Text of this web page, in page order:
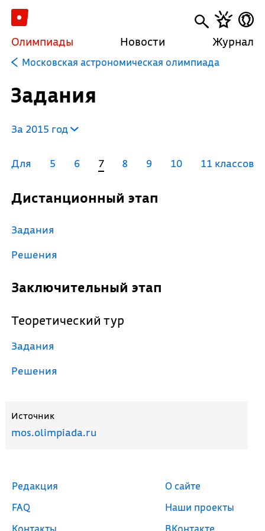
Олимпиады Новости Журнал
Московская астрономическая олимпиада
Задания
За 2015 год
Для 5 6 7 8 9 10 11 классов
Дистанционный этап
Задания
Решения
Заключительный этап
Теоретический тур
Задания
Решения
Источник
mos.olimpiada.ru
Редакция
FAQ
Контакты
О сайте
Наши проекты
ВКонтакте